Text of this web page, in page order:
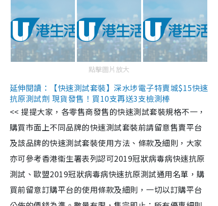
點擊圖片放大
延伸閱讀：【快速測試套裝】深水埗電子特賣城$15快速
抗原測試劑 現貨發售！買10支再送3支檢測棒
<< 提提大家，各零售商發售的快速測試套裝規格不一，
購買市面上不同品牌的快速測試套裝前請留意售賣平台
及該品牌的快速測試套裝使用方法、條款及細則，大家
亦可參考香港衞生署表列認可2019冠狀病毒病快速抗原
測試、歐盟2019冠狀病毒病快速抗原測試通用名單，購
買前留意訂購平台的使用條款及細則，一切以訂購平台